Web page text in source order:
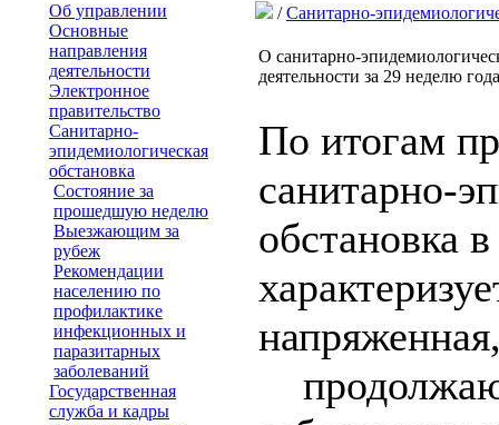
Об управлении
Основные
направления
деятельности
Электронное
правительство
Санитарно-
эпидемиологическая
обстановка
Состояние за
прошедшую неделю
Выезжающим за
рубеж
Рекомендации
населению по
профилактике
инфекционных и
паразитарных
заболеваний
Государственная
служба и кадры
/Санитарно-
О санитарно-
деятельности за 29 неделю
По итогам
санитарно-
обстановка